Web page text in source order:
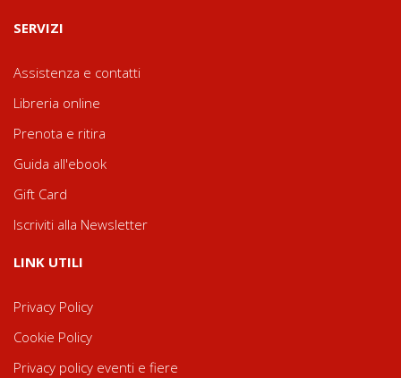
SERVIZI
Assistenza e contatti
Libreria online
Prenota e ritira
Guida all'ebook
Gift Card
Iscriviti alla Newsletter
LINK UTILI
Privacy Policy
Cookie Policy
Privacy policy eventi e fiere